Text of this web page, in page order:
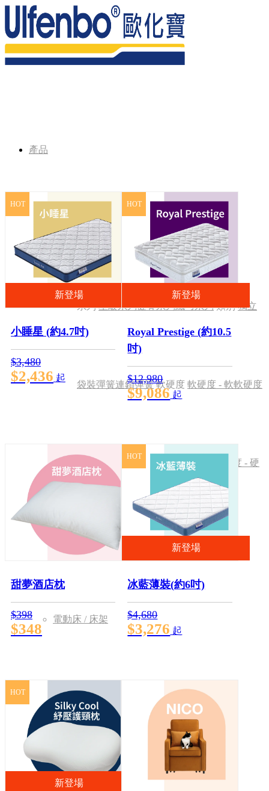
產品
床褥
系列 星級系列健脊系列纖巧系列 類別 獨立
袋裝彈簧連鎖彈簧 軟硬度 軟硬度 - 軟軟硬度
- 偏軟軟硬度 - 適中軟硬度 - 偏硬 軟硬度 - 硬
電動床 / 床架
床上用品
床褥保護套
HOT
新登場
小睡星 (約4.7吋)
$3,480
$2,436 起
HOT
新登場
Royal Prestige (約10.5
吋)
$12,980
$9,086 起
甜夢酒店枕
$398
$348
HOT
新登場
冰藍薄裝(約6吋)
$4,680
$3,276 起
HOT
新登場